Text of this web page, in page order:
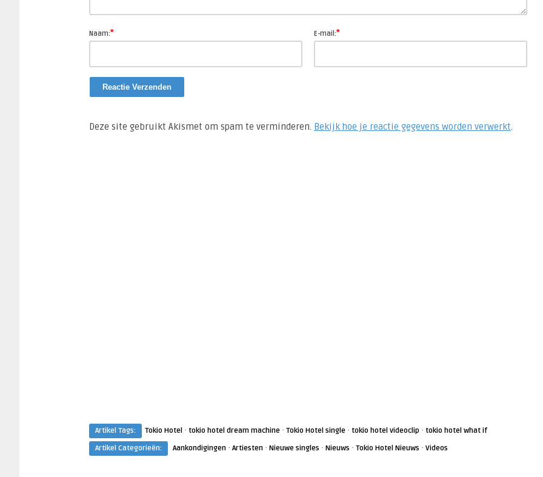
Naam:* E-mail:*
Deze site gebruikt Akismet om spam te verminderen. Bekijk hoe je reactie gegevens worden verwerkt.
Artikel Tags: Tokio Hotel · tokio hotel dream machine · Tokio Hotel single · tokio hotel videoclip · tokio hotel what if
Artikel Categorieën:
Aankondigingen · Artiesten · Nieuwe singles · Nieuws · Tokio Hotel Nieuws · Videos